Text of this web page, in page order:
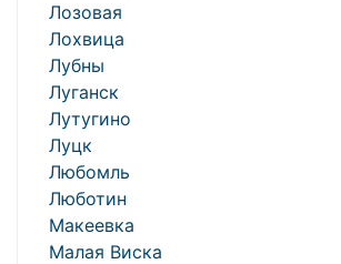
Лозовая
Лохвица
Лубны
Луганск
Лутугино
Луцк
Любомль
Люботин
Макеевка
Малая Виска